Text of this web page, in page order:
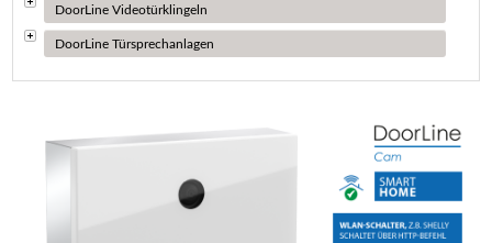
DoorLine Videotürklingeln
DoorLine Türsprechanlagen